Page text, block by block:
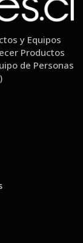
y Equipos
Productos
de Personas